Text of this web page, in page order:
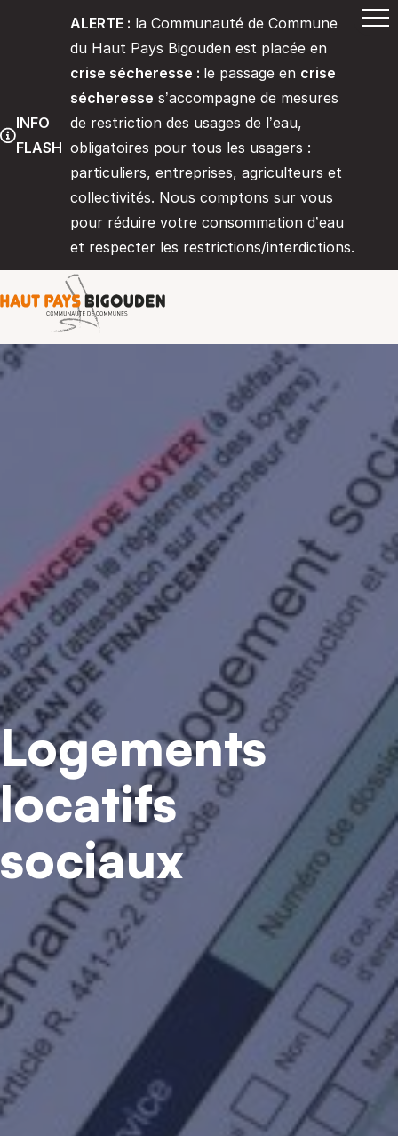
INFO
FLASH
ALERTE : la Communauté de Commune
du Haut Pays Bigouden est placée en
crise sécheresse : le passage en crise
sécheresse s’accompagne de mesures
de restriction des usages de l’eau,
obligatoires pour tous les usagers :
particuliers, entreprises, agriculteurs et
collectivités. Nous comptons sur vous
pour réduire votre consommation d’eau
et respecter les restrictions/interdictions.
Logements
locatifs
sociaux